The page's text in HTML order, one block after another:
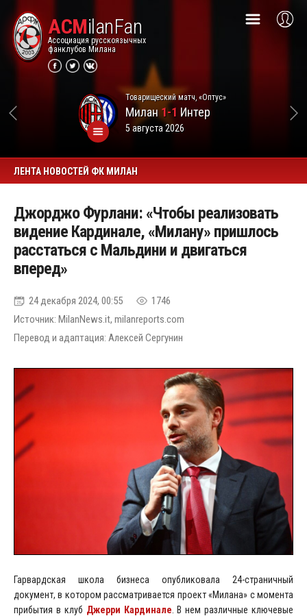
ACMilanFan
Ассоциация русскоязычных
фанклубов Милана
Товарищеский матч, «Оптус»
Милан1-1 Интер
5 августа 2026
ЛЕНТА НОВОСТЕЙ ФК МИЛАН
Джорджо Фурлани: «Чтобы реализовать
видение Кардинале, «Милану» пришлось
расстаться с Мальдини и двигаться
вперед»
24 декабря 2024, 00:55
1746
Источник: MilanNews.it, milanreports.com
Перевод и адаптация: Алексей Сергунин
Гарвардская школа бизнеса опубликовала 24-страничный
документ, в котором рассматривается проект «Милана» с момента
прибытия в клуб Джерри Кардинале . В нем различные ключевые